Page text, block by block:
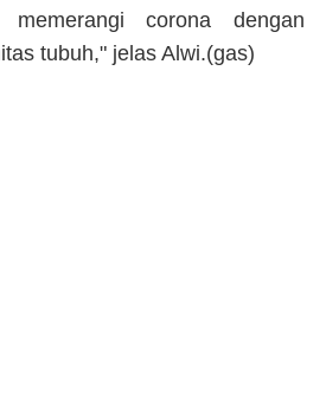
memerangi corona dengan
tubuh," jelas Alwi.(gas)